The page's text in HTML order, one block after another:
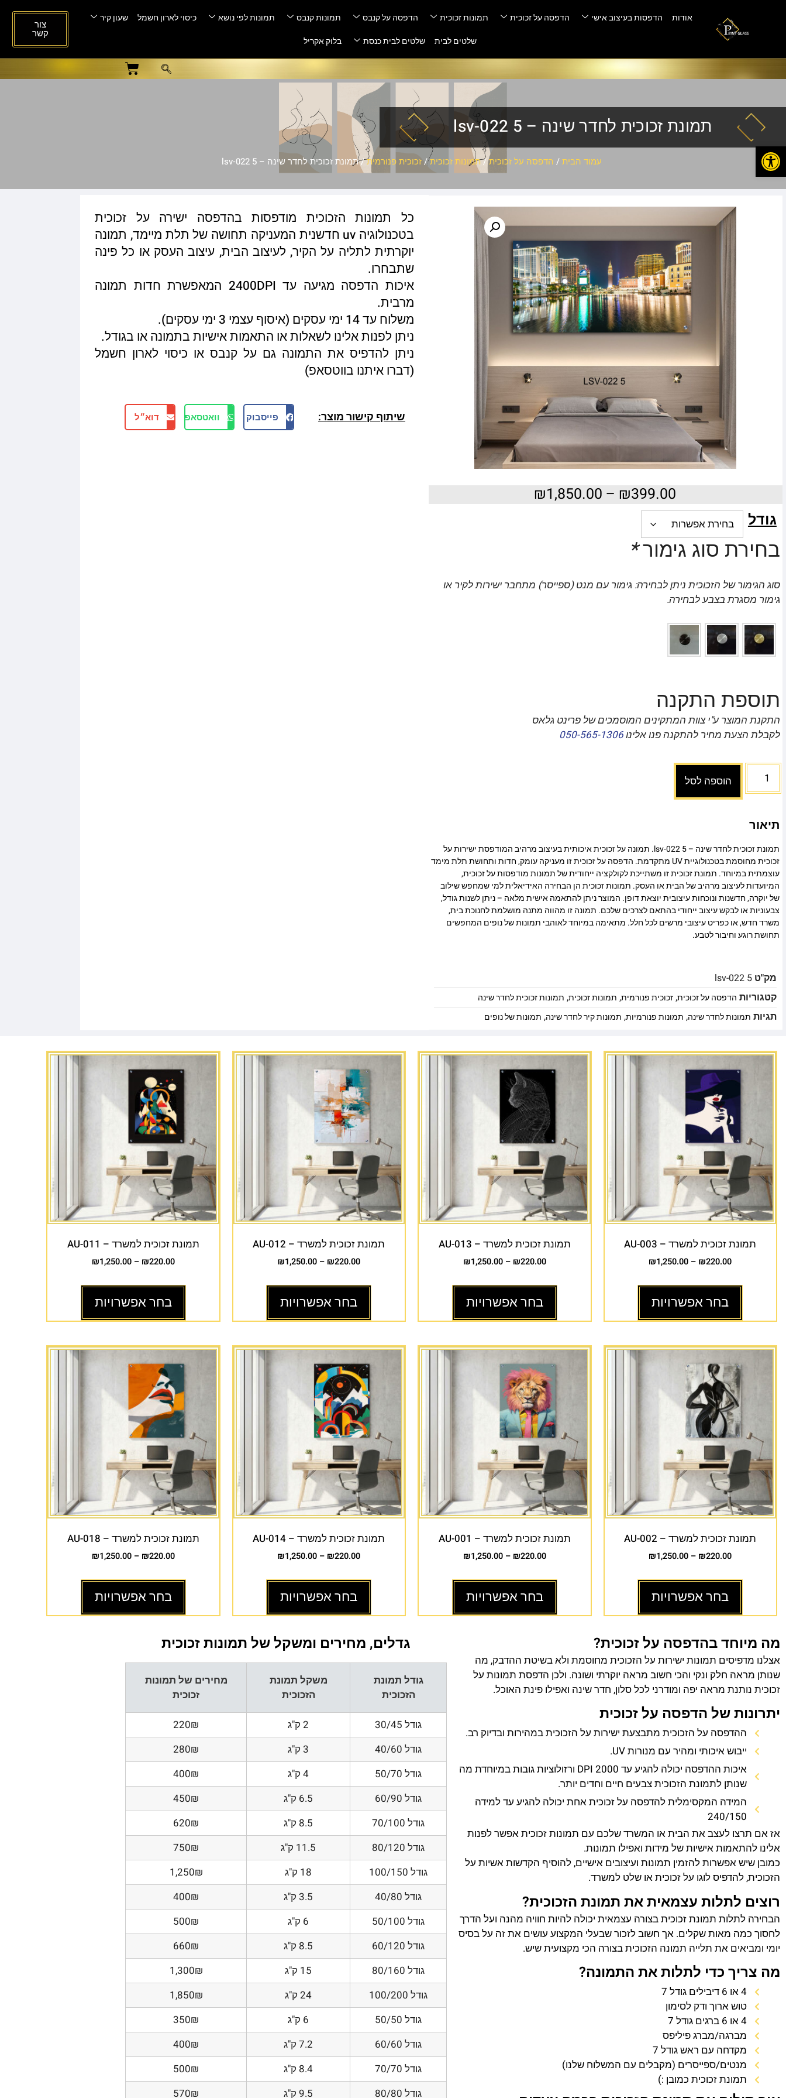
פתח סרגל נגישות
אודות הדפסות בעיצוב אישי הדפסה על זכוכית תמונות זכוכית הדפסה על קנבס תמונות קנבס תמונות לפי נושא כיסוי לארון חשמל
שעון קיר
שלטים לבית
שלטים לבית כנסת בלוק אקריל
צור
קשר
תמונת זכוכית לחדר שינה – lsv-022 5
עמוד הבית/ הדפסה על זכוכית/תמונות זכוכית/זכוכית פנורמית/ תמונת זכוכית לחדר שינה – lsv-022 5
₪399.00
–
₪1,850.00
גודל
בחירת סוג גימור*
סוג הגימור של הזכוכית ניתן לבחירה: גימור עם מנט (ספייסר) מתחבר ישירות לקיר או
גימור מסגרת בצבע לבחירה.
תוספת התקנה
התקנת המוצר ע"י צוות המתקינים המוסמכים של פרינט גלאס
לקבלת הצעת מחיר להתקנה פנו אלינו050-565-1306
הוספה לסל
תיאור
תמונת זכוכית לחדר שינה – lsv-022 5. תמונה על זכוכית איכותית בעיצוב מרהיב המודפסת ישירות על
זכוכית מחוסמת בטכנולוגיית UV מתקדמת. הדפסה על זכוכית זו מעניקה עומק, חדות ותחושת תלת מימד
עוצמתית במיוחד. תמונת זכוכית זו משתייכת לקולקציה ייחודית של תמונות מודפסות על זכוכית,
המיועדות לעיצוב מרהיב של הבית או העסק. תמונות זכוכית הן הבחירה האידיאלית למי שמחפש שילוב
של יוקרה, חדשנות ונוכחות עיצובית יוצאת דופן. המוצר ניתן להתאמה אישית מלאה – ניתן לשנות גודל,
צבעוניות או לבקש עיצוב ייחודי בהתאם לצרכים שלכם. תמונה זו מהווה מתנה מושלמת לחנוכת בית,
משרד חדש, או כפריט עיצובי מרשים לכל חלל. מתאימה במיוחד לאוהבי תמונות של נופים המחפשים
תחושת רוגע וחיבור לטבע.
מק"טlsv-022 5
קטגוריות הדפסה על זכוכית,זכוכית פנורמית, תמונות זכוכית, תמונות זכוכית לחדר שינה
תגיות תמונות לחדר שינה, תמונות פנורמיות, תמונות קיר לחדר שינה, תמונות של נופים
כל תמונות הזכוכית מודפסות בהדפסה ישירה על זכוכית
בטכנולוגיה uv חדשנית המעניקה תחושה של תלת מיימד, תמונה
יוקרתית לתליה על הקיר, לעיצוב הבית, עיצוב העסק או כל פינה
שתבחרו.
איכות הדפסה מגיעה עד 2400DPI המאפשרת חדות תמונה
מרבית.
משלוח עד 14 ימי עסקים (איסוף עצמי 3 ימי עסקים).
ניתן לפנות אלינו לשאלות או התאמות אישיות בתמונה או בגודל.
ניתן להדפיס את התמונה גם על קנבס או כיסוי לארון חשמל
(דברו איתנו בווטסאפ)
שיתוף קישור מוצר: פייסבוק וואטסאפ דוא״ל
תמונת זכוכית למשרד – AU-003
₪220.00
–
₪1,250.00
בחר אפשרויות
תמונת זכוכית למשרד – AU-013
₪220.00
–
₪1,250.00
בחר אפשרויות
תמונת זכוכית למשרד – AU-012
₪220.00
–
₪1,250.00
בחר אפשרויות
תמונת זכוכית למשרד – AU-011
₪220.00
–
₪1,250.00
בחר אפשרויות
תמונת זכוכית למשרד – AU-002
₪220.00
–
₪1,250.00
בחר אפשרויות
תמונת זכוכית למשרד – AU-001
₪220.00
–
₪1,250.00
בחר אפשרויות
תמונת זכוכית למשרד – AU-014
₪220.00
–
₪1,250.00
בחר אפשרויות
תמונת זכוכית למשרד – AU-018
₪220.00
–
₪1,250.00
בחר אפשרויות
מה מיוחד בהדפסה על זכוכית?
אצלנו מדפיסים תמונות ישירות על הזכוכית מחוסמת ולא בשיטת ההדבק, מה
שנותן מראה חלק ונקי והכי חשוב מראה יוקרתי ושונה. ולכן הדפסת תמונות על
זכוכית נותנת מראה יפה ומודרני לכל סלון, חדר שינה ואפילו פינת האוכל.
יתרונות של הדפסה על זכוכית
ההדפסה על הזכוכית מתבצעת ישירות על הזכוכית במהירות ובדיוק רב.
ייבוש איכותי ומהיר עם מנורות UV.
איכות ההדפסה יכולה להגיע עד 2000 DPI ורזולוציות גובות במיוחדת מה
שנותן לתמונת הזכוכית צבעים חיים וחדים יותר.
המידה המקסימלית להדפסה על זכוכית אחת יכולה להגיע עד למידה
240/150
אז אם תרצו לעצב את הבית או המשרד שלכם עם תמונות זכוכית אפשר לפנות
אלינו להתאמות אישיות של מידות ואפילו תמונות.
כמובן שיש אפשרות להזמין תמונות ועיצובים אישיים, להוסיף הקדשות אשיות על
הזכוכית, להדפיס לוגו על זכוכית או שלט למשרד.
רוצים לתלות עצמאית את תמונת הזכוכית?
הבחירה לתלות תמונת זכוכית בצורה עצמאית יכולה להיות חוויה מהנה ועל הדרך
לחסוך כמה מאות שקלים. אך חשוב לזכור שבעלי המקצוע עושים את זה על בסיס
יומי ומביאים את תלייה תמונה הזכוכית בצורה הכי מקצועית שיש.
מה צריך כדי לתלות את התמונה?
4 או 6 דיבילים גודל 7
טוש ארוך ודק לסימון
4 או 6 ברגים גודל 7
מברגה/מברג פיליפס
מקדחה עם ראש גודל 7
מנטים/ספייסרים (מקבלים עם המשלוח שלנו)
תמונת זכוכית כמובן :)
גדלים, מחירים ומשקל של תמונות זכוכית
גודל תמונת
הזכוכית
משקל תמונת
הזכוכית
מחירים של תמונות
זכוכית
גודל 30/45 2 ק"ג
220₪
גודל 40/60
3 ק"ג
280₪
גודל 50/70
4 ק"ג
400₪
גודל 60/90
6.5 ק"ג
450₪
גודל 70/100
8.5 ק"ג
620₪
גודל 80/120
11.5 ק"ג
750₪
גודל 100/150
18 ק"ג
1,250₪
גודל 40/80
3.5 ק"ג
400₪
גודל 50/100
6 ק"ג
500₪
גודל 60/120
8.5 ק"ג
660₪
גודל 80/160
15 ק"ג
1,300₪
גודל 100/200
24 ק"ג
1,850₪
גודל 50/50
6 ק"ג
350₪
גודל 60/60
7.2 ק"ג
400₪
גודל 70/70
8.4 ק"ג
500₪
גודל 80/80
9.5 ק"ג 570₪